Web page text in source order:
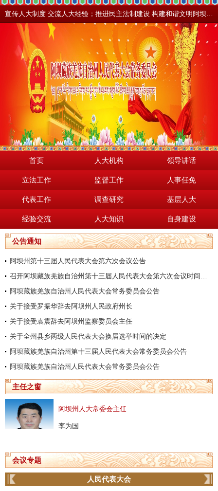
首页 人大机构 领导讲话
立法工作 监督工作 人事任免
代表工作 调查研究 基层人大
经验交流 人大知识 自身建设
公告通知
阿坝州第十三届人民代表大会第六次会议公告
阿坝藏族羌族自治州人民代表大会常务委员会公告
关于接受罗振华辞去阿坝州人民政府州长
关于接受袁震辞去阿坝州监察委员会主任
关于全州县乡两级人民代表大会换届选举时间的决定
阿坝藏族羌族自治州第十三届人民代表大会常务委员会公告
阿坝藏族羌族自治州人民代表大会常务委员会公告
主任之窗
阿坝州人大常委会主任
李为国
会议专题
人民代表大会